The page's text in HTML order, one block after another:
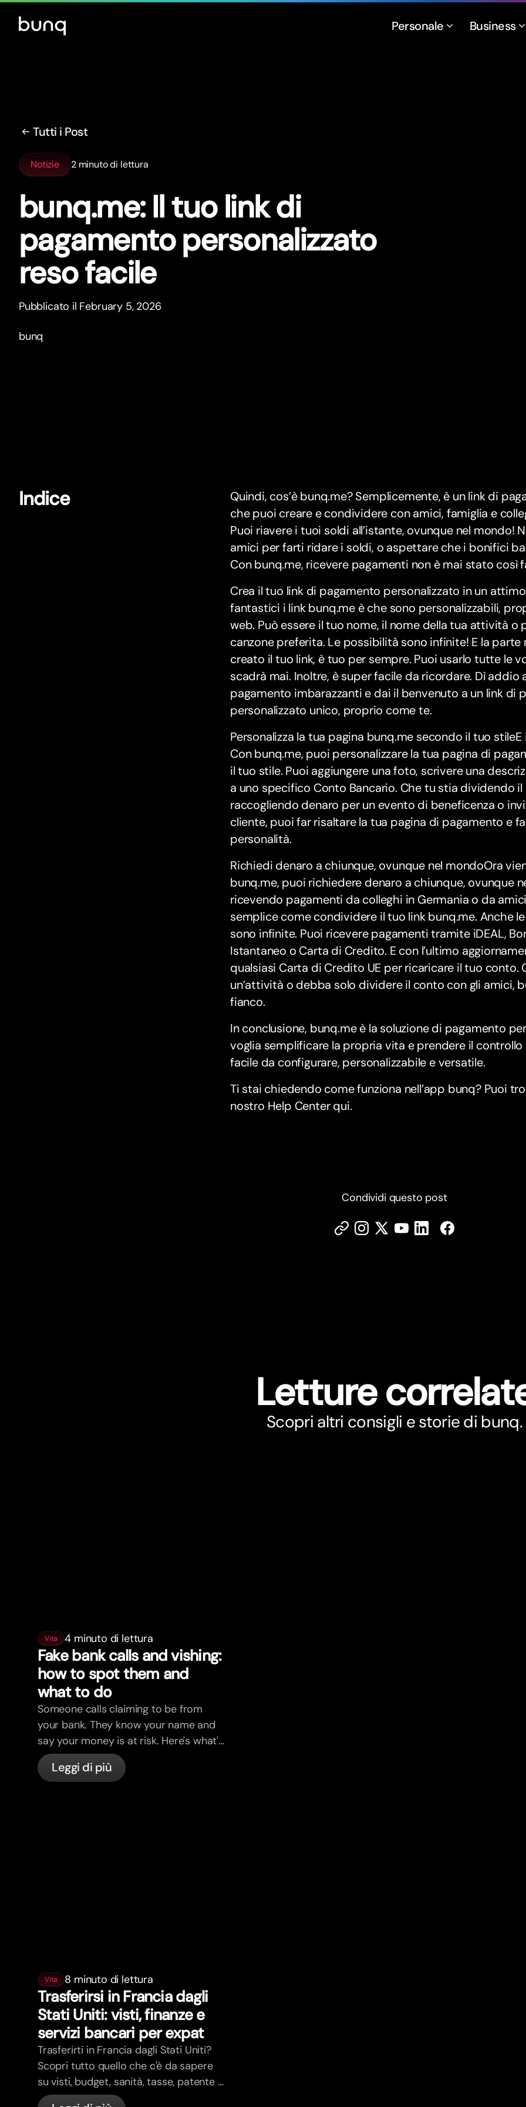
Personale Business
Tutti i Post
Notizie 2 minuto di lettura
bunq.me: Il tuo link di
pagamento personalizzato
reso facile
Pubblicato il February 5, 2026
bunq
Indice
Quindi, cos’è bunq.me? Semplicemente, è un link di
che puoi creare e condividere con amici, famiglia e
Puoi riavere i tuoi soldi all’istante, ovunque nel mondo!
amici per farti ridare i soldi, o aspettare che i bonifici
Con bunq.me, ricevere pagamenti non è mai stato così
Crea il tuo link di pagamento personalizzato in un
fantastici i link bunq.me è che sono personalizzabili,
web. Può essere il tuo nome, il nome della tua attività o
canzone preferita. Le possibilità sono infinite! E la parte
creato il tuo link, è tuo per sempre. Puoi usarlo tutte le
scadrà mai. Inoltre, è super facile da ricordare. Dì addio
pagamento imbarazzanti e dai il benvenuto a un link di
personalizzato unico, proprio come te.
Personalizza la tua pagina bunq.me secondo il tuo
Con bunq.me, puoi personalizzare la tua pagina di
il tuo stile. Puoi aggiungere una foto, scrivere una
a uno specifico Conto Bancario. Che tu stia dividendo
raccogliendo denaro per un evento di beneficenza o
cliente, puoi far risaltare la tua pagina di pagamento e
personalità.
Richiedi denaro a chiunque, ovunque nel mondoOra
bunq.me, puoi richiedere denaro a chiunque, ovunque
ricevendo pagamenti da colleghi in Germania o da
semplice come condividere il tuo link bunq.me. Anche
sono infinite. Puoi ricevere pagamenti tramite iDEAL,
Istantaneo o Carta di Credito. E con l’ultimo
qualsiasi Carta di Credito UE per ricaricare il tuo conto.
un’attività o debba solo dividere il conto con gli amici,
fianco.
In conclusione, bunq.me è la soluzione di pagamento
voglia semplificare la propria vita e prendere il controllo
facile da configurare, personalizzabile e versatile.
Ti stai chiedendo come funziona nell’app bunq? Puoi
nostro Help Center qui.
Condividi questo post
Letture
Scopri altri consigli e storie di bunq.
Vita 4 minuto di lettura
Fake bank calls and vishing:
how to spot them and
what to do
Someone calls claiming to be from
your bank. They know your name and
say your money is at risk. Here's what's
actually happening, and what to do.
Leggi di più
Vita 8 minuto di lettura
Trasferirsi in Francia dagli
Stati Uniti: visti, finanze e
servizi bancari per expat
Trasferirti in Francia dagli Stati Uniti?
Scopri tutto quello che c'è da sapere
su visti, budget, sanità, tasse, patente e
servizi bancari per expat in Francia con